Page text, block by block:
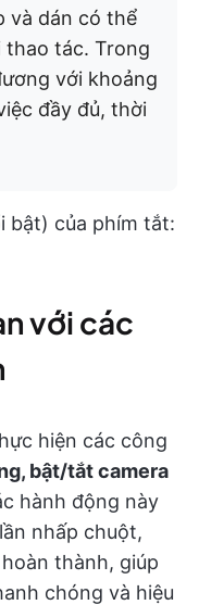
và dán có thể
tác. Trong
với khoảng
đầy đủ, thời
bật) của phím tắt:
với các
hiện các công
bật/tắt camera
hành động này
nhấp chuột,
thành, giúp
chóng và hiệu